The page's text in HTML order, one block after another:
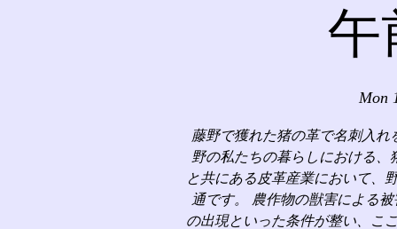
午
Mon
藤野で獲れた猪の革で名刺入
野の私たちの暮らしにおける
と共にある皮革産業において、
通です。 農作物の獣害による
の出現といった条件が整い、こ